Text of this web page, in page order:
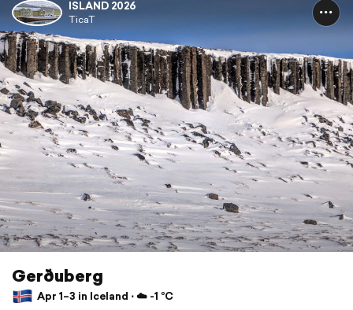
ISLAND 2026
TicaT
Gerðuberg
Apr 1–3 in Iceland ⋅ ☁️ -1 °C